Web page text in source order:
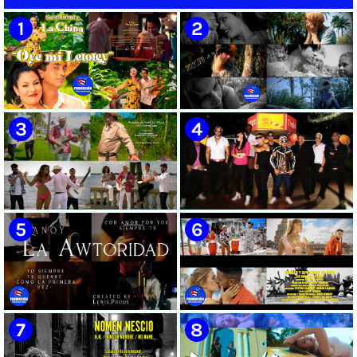
Cubana | Artistas Cubanos |
Instrumental | CUBA
🟡 Susel Gómez (La China) ||
¨Oye Mi Leloley¨ || Director:
Onelio Jesús Larralde González
|| Música popular bailable
cubana || Videoclip || CUBA
🟢 Pirro | ¨Vuelve a mi¨ |
Videoclip | Música Urbana
Cubana | Artistas Cubanos |
Canción | CUBA
🟡 Tico González - ¨Aunque se
pare la mula¨ - Videoclip -
Dirección: John Meriles -
Roberto C. González
🔴 Osmani García & Varios
Artistas | ¨Chupi Chupi¨ |
Director: Joel Guilian | Videoclip
| Música Urbana Cubana |
Artistas Cubanos | Canción |
CUBA